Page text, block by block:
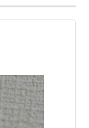
付)